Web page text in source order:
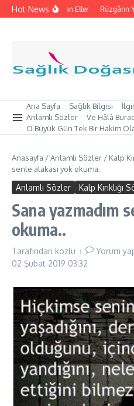
İçeriğe atla
Hot Newsİpleri Tutan Eller Rüzgârın
Ana Sayfa Sağlık Bilgisi
Anlamlı Sözler
Ve Hâlâ
O Büyük Gün Tek Bir Hakim
Anasayfa /Anlamlı Sözler / Kalp
senle alakası yok okuma..
Anlamlı Sözler Kalp Kırıklığı
Sana yazmadım
okuma..
Tarafından kozlu
Yorum
02 Şubat 2019 03:32